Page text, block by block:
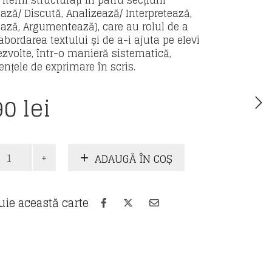
Discută, Analizează/ Interpretează,
Argumentează), care au rolul de a
textului și de a-i ajuta pe elevi
într-o manieră sistematică,
de exprimare în scris.
lei
ADAUGĂ ÎN COȘ
această carte